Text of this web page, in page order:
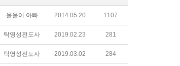
울울이 아빠 2014.05.20 1107
탁영성전도사 2019.02.23 281
탁영성전도사 2019.03.02 284